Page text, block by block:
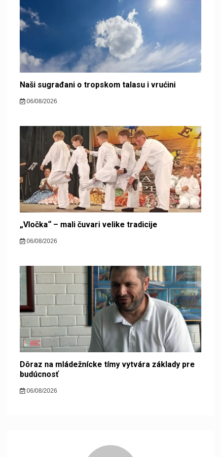
Naši sugrađani o tropskom talasu i vrućini
06/08/2026
„Vločka“ – mali čuvari velike tradicije
06/08/2026
Dôraz na mládežnícke tímy vytvára základy pre
budúcnosť
06/08/2026